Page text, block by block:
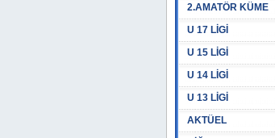
2.AMATÖR KÜME
U 17 LİGİ
U 15 LİGİ
U 14 LİGİ
U 13 LİGİ
AKTÜEL